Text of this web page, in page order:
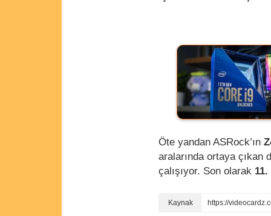
Öte yandan ASRock’ın
aralarında ortaya
çalışıyor. Son olarak
https://